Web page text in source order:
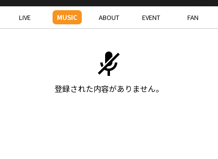
LIVE MUSIC ABOUT EVENT FAN
登録された内容がありません。